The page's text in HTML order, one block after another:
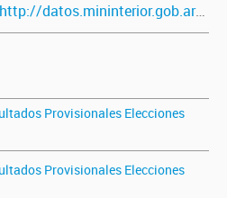
http://datos.mininterior.gob.ar/dataset/resultados-provisionales-elecciones-2023
Provisionales Elecciones
Provisionales Elecciones